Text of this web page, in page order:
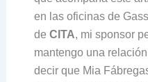
en las oficinas de
de CITA, mi sponsor
mantengo una
decir que Mia